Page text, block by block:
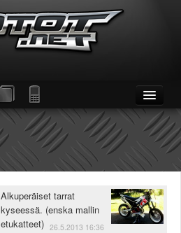
Alkuperäiset tarrat
kyseessä. (enska mallin
etukatteet) 26.5.2013 16:36